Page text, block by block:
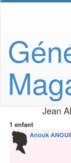
Jean
1 enfant
Anouk